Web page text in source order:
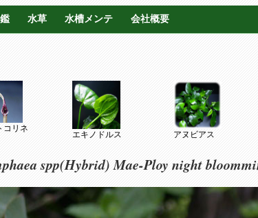
水草 水槽メンテ 会社概要
コリネ
エキノドルス アヌビアス
spp(Hybrid) Mae-Ploy night